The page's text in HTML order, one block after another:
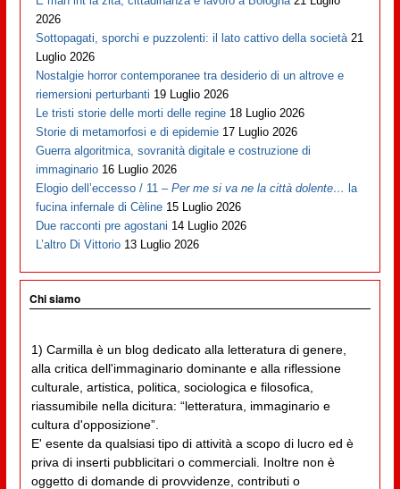
2026
Sottopagati, sporchi e puzzolenti: il lato cattivo della società 21
Luglio 2026
Nostalgie horror contemporanee tra desiderio di un altrove e
riemersioni perturbanti 19 Luglio 2026
Le tristi storie delle morti delle regine 18 Luglio 2026
Storie di metamorfosi e di epidemie 17 Luglio 2026
Guerra algoritmica, sovranità digitale e costruzione di
immaginario 16 Luglio 2026
Elogio dell’eccesso / 11 –Per me si va ne la città dolente… la
fucina infernale di Cèline 15 Luglio 2026
Due racconti pre agostani 14 Luglio 2026
L’altro Di Vittorio 13 Luglio 2026
Chi siamo
1) Carmilla è un blog dedicato alla letteratura di genere,
alla critica dell'immaginario dominante e alla riflessione
culturale, artistica, politica, sociologica e filosofica,
riassumibile nella dicitura: “letteratura, immaginario e
cultura d'opposizione”.
E' esente da qualsiasi tipo di attività a scopo di lucro ed è
priva di inserti pubblicitari o commerciali. Inoltre non è
oggetto di domande di provvidenze, contributi o